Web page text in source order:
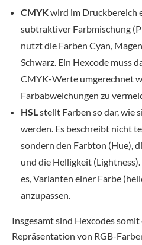
CMYKwird im Druckbereich
subtraktiver Farbmischung
nutzt die Farben Cyan,
Schwarz. Ein Hexcode muss
CMYK-Werte umgerechnet
Farbabweichungen zu
HSLstellt Farben so dar, wie
werden. Es beschreibt nicht
sondern den Farbton (Hue),
und die Helligkeit
es, Varianten einer Farbe
anzupassen.
Insgesamt sind Hexcodes
Repräsentation von RGB-